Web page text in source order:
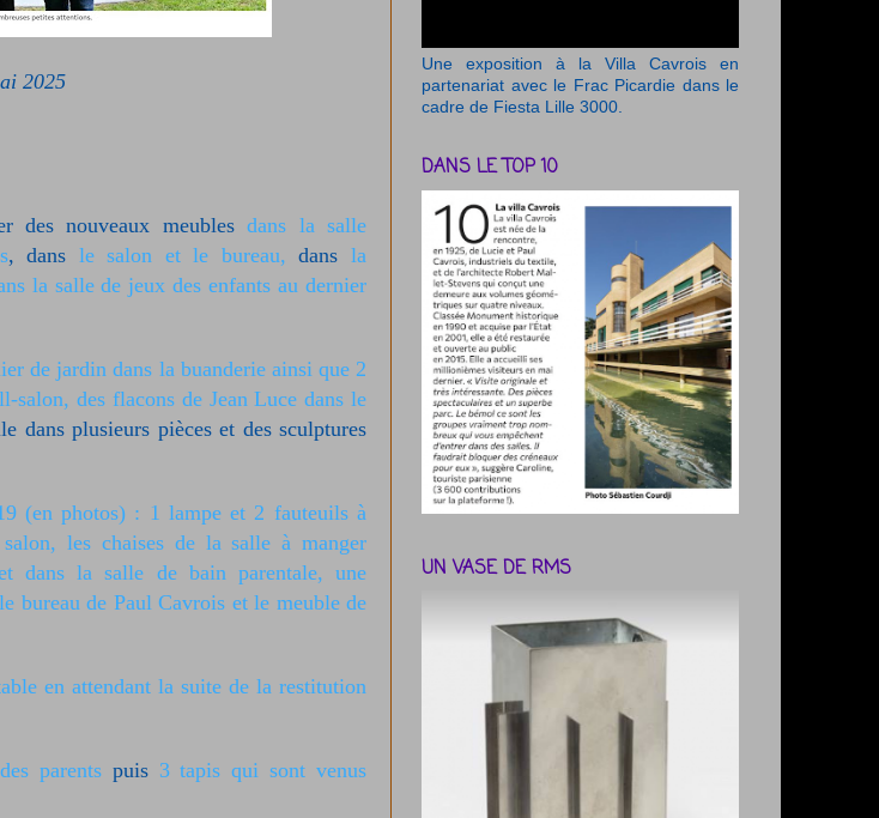
2025
des nouveaux meublesdans la salle
, dans le salon et le bureau, dans la
la salle de jeux des enfants au dernier
de jardin dans la buanderie ainsi que 2
salon, des flacons de Jean Luce dans le
dans plusieurs pièces et des sculptures
(en photos) : 1 lampe et 2 fauteuils à
les chaises de la salle à manger
dans la salle de bain parentale, une
bureau de Paul Cavrois et le meuble de
en attendant la suite de la restitution
parentspuis 3 tapis qui sont venus
Une exposition à la Villa Cavrois en
partenariat avec le Frac Picardie dans le
cadre de Fiesta Lille 3000.
DANS LE TOP 10
UN VASE DE RMS